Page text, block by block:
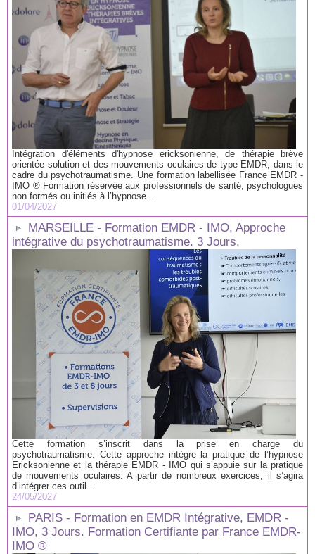
Intégration d'éléments d'hypnose ericksonienne, de thérapie brève
orientée solution et des mouvements oculaires de type EMDR, dans le
cadre du psychotraumatisme. Une formation labellisée France EMDR -
IMO ® Formation réservée aux professionnels de santé, psychologues
non formés ou initiés à l’hypnose....
01/04/2027
MARSEILLE - Formation EMDR - IMO, Approche
intégrative du psychotraumatisme. 3 Jours.
Cette formation s’inscrit dans la prise en charge du
psychotraumatisme. Cette approche intègre la pratique de l’hypnose
Ericksonienne et la thérapie EMDR - IMO qui s’appuie sur la pratique
de mouvements oculaires. A partir de nombreux exercices, il s’agira
d’intégrer ces outil...
24/05/2027
PARIS - Formation en EMDR Intégrative, EMDR -
IMO, 3 Jours. Formation Certifiante par France EMDR-
IMO ®